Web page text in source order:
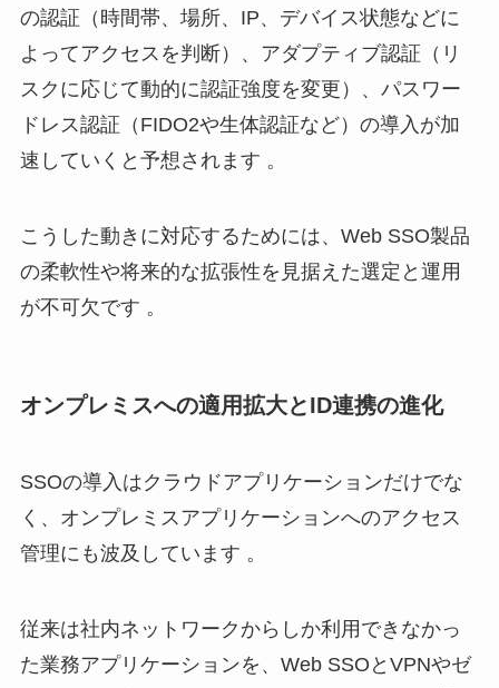
の認証（時間帯、場所、IP、デバイス状態などに
よってアクセスを判断）、アダプティブ認証（リ
スクに応じて動的に認証強度を変更）、パスワー
ドレス認証（FIDO2や生体認証など）の導入が加
速していくと予想されます 。
こうした動きに対応するためには、Web SSO製品
の柔軟性や将来的な拡張性を見据えた選定と運用
が不可欠です 。
オンプレミスへの適用拡大とID連携の進化
SSOの導入はクラウドアプリケーションだけでな
く、オンプレミスアプリケーションへのアクセス
管理にも波及しています 。
従来は社内ネットワークからしか利用できなかっ
た業務アプリケーションを、Web SSOとVPNやゼ